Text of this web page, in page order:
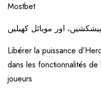
Mostbet
اور موبائل کھیلیں
Libérer la puissance
dans les fonctionnalités
joueurs